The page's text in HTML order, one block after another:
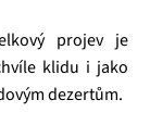
projev je
klidu i jako
dezertům.